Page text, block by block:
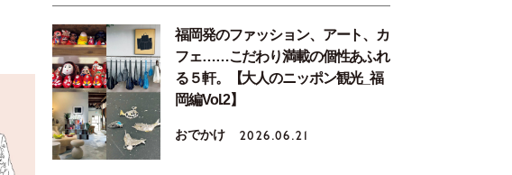
福岡発のファッション、アート、カ
フェ……こだわり満載の個性あふれ
る５軒。【大人のニッポン観光_福
岡編Vol.2】
おでかけ 2026.06.21